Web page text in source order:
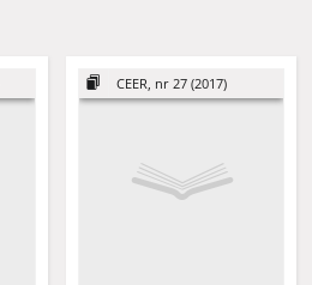
CEER, nr 27 (2017)